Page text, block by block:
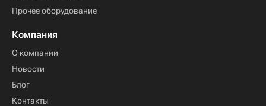
Прочее оборудование
Компания
О компании
Новости
Блог
Контакты